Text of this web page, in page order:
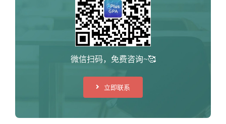
微信扫码，免费咨询~🥰
立即联系